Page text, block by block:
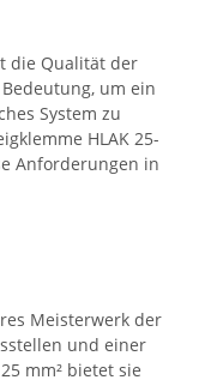
die Qualität der
um ein
System zu
HLAK 25-
Anforderungen in
Meisterwerk der
und einer
mm² bietet sie